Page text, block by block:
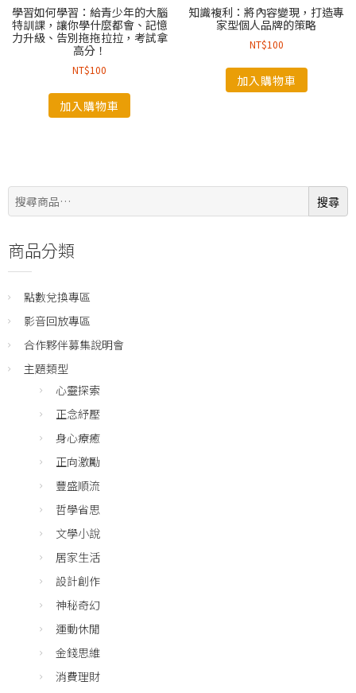
學習如何學習：給青少年的大腦
特訓課，讓你學什麼都會、記憶
力升級、告別拖拖拉拉，考試拿
高分！
NT$100
加入購物車
知識複利：將內容變現，打造專
家型個人品牌的策略
NT$100
加入購物車
搜
尋:
搜尋
商品分類
點數兌換專區
影音回放專區
合作夥伴募集說明會
主題類型
心靈探索
正念紓壓
身心療癒
正向激勵
豐盛順流
哲學省思
文學小說
居家生活
設計創作
神秘奇幻
運動休閒
金錢思維
消費理財